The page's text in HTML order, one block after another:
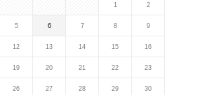
1 2
5 6 7 8 9
12 13 14 15 16
19 20 21 22 23
26 27 28 29 30